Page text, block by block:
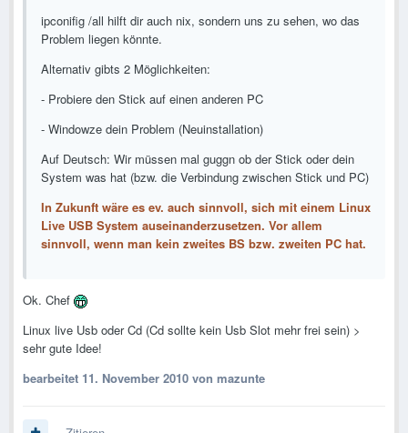
ipconifig /all hilft dir auch nix, sondern uns zu sehen, wo das
Problem liegen könnte.
Alternativ gibts 2 Möglichkeiten:
- Probiere den Stick auf einen anderen PC
- Windowze dein Problem (Neuinstallation)
Auf Deutsch: Wir müssen mal guggn ob der Stick oder dein
System was hat (bzw. die Verbindung zwischen Stick und PC)
In Zukunft wäre es ev. auch sinnvoll, sich mit einem Linux
Live USB System auseinanderzusetzen. Vor allem
sinnvoll, wenn man kein zweites BS bzw. zweiten PC hat.
Ok. Chef
Linux live Usb oder Cd (Cd sollte kein Usb Slot mehr frei sein) >
sehr gute Idee!
bearbeitet 11. November 2010 von mazunte